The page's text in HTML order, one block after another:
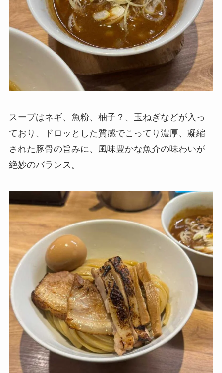
スープはネギ、魚粉、柚子？、玉ねぎなどが入っ
ており、ドロッとした質感でこってり濃厚、凝縮
された豚骨の旨みに、風味豊かな魚介の味わいが
絶妙のバランス。